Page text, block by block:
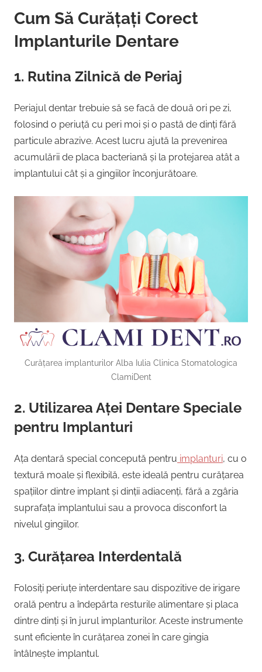
Cum Să Curățați Corect
Implanturile Dentare
1. Rutina Zilnică de Periaj
Periajul dentar trebuie să se facă de două ori pe zi,
folosind o periuță cu peri moi și o pastă de dinți fără
particule abrazive. Acest lucru ajută la prevenirea
acumulării de placa bacteriană și la protejarea atât a
implantului cât și a gingiilor înconjurătoare.
Curățarea implanturilor Alba Iulia Clinica Stomatologica
ClamiDent
2. Utilizarea Aței Dentare Speciale
pentru Implanturi
Ața dentară special concepută pentru implanturi, cu o
textură moale și flexibilă, este ideală pentru curățarea
spațiilor dintre implant și dinții adiacenți, fără a zgâria
suprafața implantului sau a provoca disconfort la
nivelul gingiilor.
3. Curățarea Interdentală
Folosiți periuțe interdentare sau dispozitive de irigare
orală pentru a îndepărta resturile alimentare și placa
dintre dinți și în jurul implanturilor. Aceste instrumente
sunt eficiente în curățarea zonei în care gingia
întâlnește implantul.